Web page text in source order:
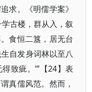
求。《明儒学案》
古楼，群从入，叙
食恒二簋，居无台
自发身词林以至八
致疵。’”【24】表
真儒风范。然而，